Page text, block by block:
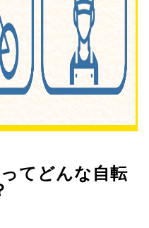
てどんな自転